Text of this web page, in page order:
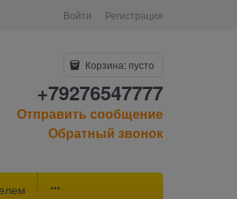
Войти Регистрация
Корзина: пусто
+79276547777
Отправить сообщение
Обратный звонок